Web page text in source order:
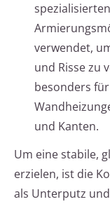
verwendet,
und Risse zu
besonders
und Kanten.
Um eine stabile,
erzielen, ist die
als Unterputz